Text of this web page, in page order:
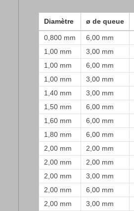
Diamètre ø de queue
0,800 mm 6,00 mm
1,00 mm
3,00 mm
1,00 mm
6,00 mm
1,00 mm
3,00 mm
1,40 mm
3,00 mm
1,50 mm
6,00 mm
1,60 mm
6,00 mm
1,80 mm
6,00 mm
2,00 mm
2,00 mm
2,00 mm
2,00 mm
2,00 mm
3,00 mm
2,00 mm
6,00 mm
2,00 mm
3,00 mm